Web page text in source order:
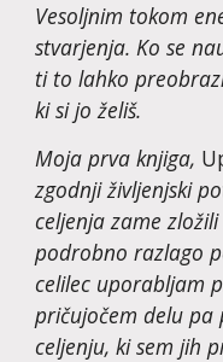
Vesoljnim tokom
stvarjenja. Ko se
ti to lahko
ki si jo želiš.
Moja prva knjiga,
zgodnji življenjski
celjenja zame
podrobno razlago
celilec uporabljam
pričujočem delu pa
celjenju, ki sem jih